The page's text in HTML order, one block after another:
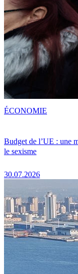
Budget de l’UE : une
le sexisme
30.07.2026
ÉCONOMIE